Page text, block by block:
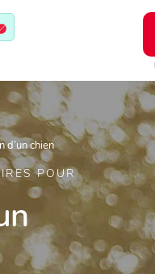
d’un chien
POUR